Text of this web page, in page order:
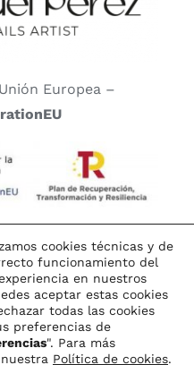
Europea –
POLÍTICA DE
|ACCESIBILIDAD |WIT
cookies técnicas y de
funcionamiento del
en nuestros
aceptar estas cookies
todas las cookies
preferencias de
". Para más
Política de cookies.